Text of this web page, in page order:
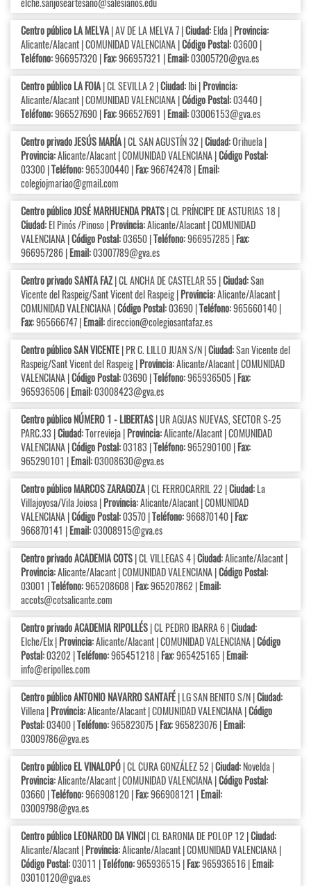
Centro público LA MELVA| AV DE LA MELVA 7 |Ciudad:Elda |Provincia:
Alicante/Alacant | COMUNIDAD VALENCIANA |Código Postal:03600 |
Teléfono:966957320 |Fax:966957321 |Email:03005720@gva.es
Centro público LA FOIA| CL SEVILLA 2 |Ciudad:Ibi |Provincia:
Alicante/Alacant | COMUNIDAD VALENCIANA |Código Postal:03440 |
Teléfono:966527690 |Fax:966527691 |Email:03006153@gva.es
Centro privado JESÚS MARÍA| CL SAN AGUSTÍN 32 |Ciudad:Orihuela |
Provincia:Alicante/Alacant | COMUNIDAD VALENCIANA |Código Postal:
03300 |Teléfono:965300440 |Fax:966742478 |Email:
colegiojmariao@gmail.com
Centro público JOSÉ MARHUENDA PRATS| CL PRÍNCIPE DE ASTURIAS 18 |
Ciudad:El Pinós /Pinoso |Provincia:Alicante/Alacant | COMUNIDAD
VALENCIANA |Código Postal:03650 |Teléfono:966957285 |Fax:
966957286 |Email:03007789@gva.es
Centro privado SANTA FAZ| CL ANCHA DE CASTELAR 55 |Ciudad:San
Vicente del Raspeig/Sant Vicent del Raspeig |Provincia:Alicante/Alacant |
COMUNIDAD VALENCIANA |Código Postal:03690 |Teléfono:965660140 |
Fax:965666747 |Email:direccion@colegiosantafaz.es
Centro público SAN VICENTE| PR C. LILLO JUAN S/N |Ciudad:San Vicente del
Raspeig/Sant Vicent del Raspeig |Provincia:Alicante/Alacant | COMUNIDAD
VALENCIANA |Código Postal:03690 |Teléfono:965936505 |Fax:
965936506 |Email:03008423@gva.es
Centro público NÚMERO 1 - LIBERTAS| UR AGUAS NUEVAS, SECTOR S-25
PARC.33 |Ciudad:Torrevieja |Provincia:Alicante/Alacant | COMUNIDAD
VALENCIANA |Código Postal:03183 |Teléfono:965290100 |Fax:
965290101 |Email:03008630@gva.es
Centro público MARCOS ZARAGOZA| CL FERROCARRIL 22 |Ciudad:La
Villajoyosa/Vila Joiosa |Provincia:Alicante/Alacant | COMUNIDAD
VALENCIANA |Código Postal:03570 |Teléfono:966870140 |Fax:
966870141 |Email:03008915@gva.es
Centro privado ACADEMIA COTS| CL VILLEGAS 4 |Ciudad:Alicante/Alacant |
Provincia:Alicante/Alacant | COMUNIDAD VALENCIANA |Código Postal:
03001 |Teléfono:965208608 |Fax:965207862 |Email:
accots@cotsalicante.com
Centro privado ACADEMIA RIPOLLÉS| CL PEDRO IBARRA 6 |Ciudad:
Elche/Elx |Provincia:Alicante/Alacant | COMUNIDAD VALENCIANA |Código
Postal:03202 |Teléfono:965451218 |Fax:965425165 |Email:
info@eripolles.com
Centro público ANTONIO NAVARRO SANTAFÉ| LG SAN BENITO S/N |Ciudad:
Villena |Provincia:Alicante/Alacant | COMUNIDAD VALENCIANA |Código
Postal:03400 |Teléfono:965823075 |Fax:965823076 |Email:
03009786@gva.es
Centro público EL VINALOPÓ| CL CURA GONZÁLEZ 52 |Ciudad:Novelda |
Provincia:Alicante/Alacant | COMUNIDAD VALENCIANA |Código Postal:
03660 |Teléfono:966908120 |Fax:966908121 |Email:
03009798@gva.es
Centro público LEONARDO DA VINCI| CL BARONIA DE POLOP 12 |Ciudad:
Alicante/Alacant |Provincia:Alicante/Alacant | COMUNIDAD VALENCIANA |
Código Postal:03011 |Teléfono:965936515 |Fax:965936516 |Email:
03010120@gva.es